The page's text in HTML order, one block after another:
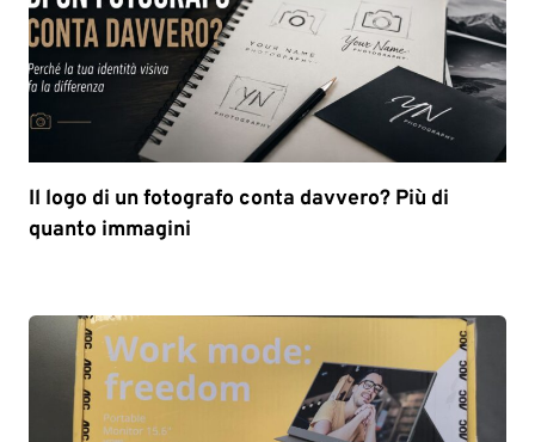
Il logo di un fotografo conta davvero? Più di
quanto immagini